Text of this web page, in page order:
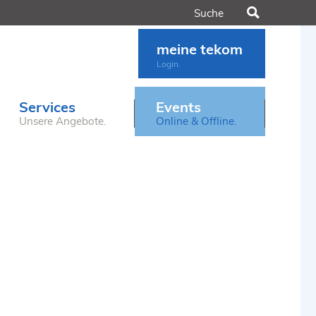
Services
Unsere Angebote.
Events
Online & Offline.
meine tekom
Login.